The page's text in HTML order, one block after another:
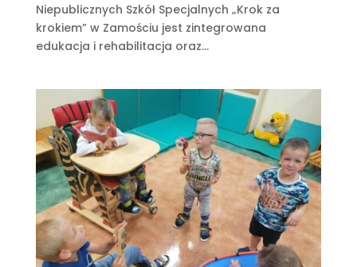
Niepublicznych Szkół Specjalnych „Krok za
krokiem” w Zamościu jest zintegrowana
edukacja i rehabilitacja oraz...